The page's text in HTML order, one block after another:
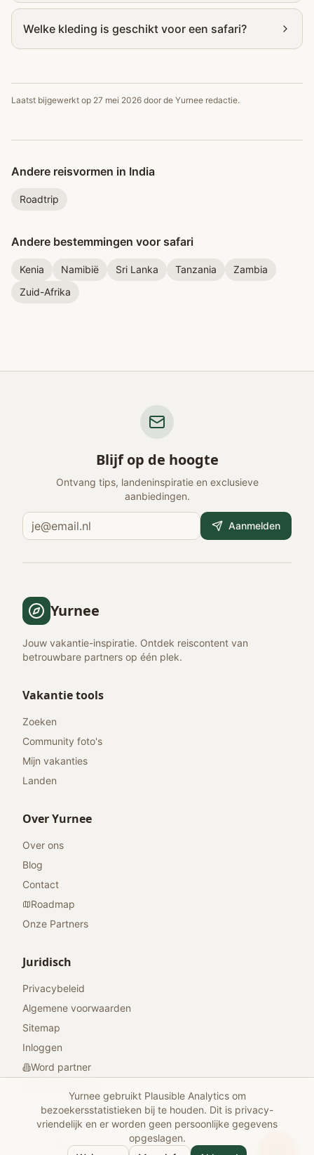
Welke kleding is geschikt voor een safari?
Laatst bijgewerkt op 27 mei 2026 door de Yurnee redactie.
Andere reisvormen in India
Roadtrip
Andere bestemmingen voor safari
Kenia Namibië Sri Lanka Tanzania
Zambia
Zuid-Afrika
Blijf op de hoogte
Ontvang tips, landeninspiratie en exclusieve
aanbiedingen.
Aanmelden
Yurnee
Jouw vakantie-inspiratie. Ontdek reiscontent van
betrouwbare partners op één plek.
Vakantie tools
Zoeken
Community foto's
Mijn vakanties
Landen
Over Yurnee
Over ons
Blog
Contact
Roadmap
Onze Partners
Juridisch
Privacybeleid
Algemene voorwaarden
Sitemap
Inloggen
Word partner
© 2026 Yurnee. Alle rechten voorbehouden.
Yurnee gebruikt Plausible Analytics om
bezoekersstatistieken bij te houden. Dit is privacy-
vriendelijk en er worden geen persoonlijke gegevens
opgeslagen.